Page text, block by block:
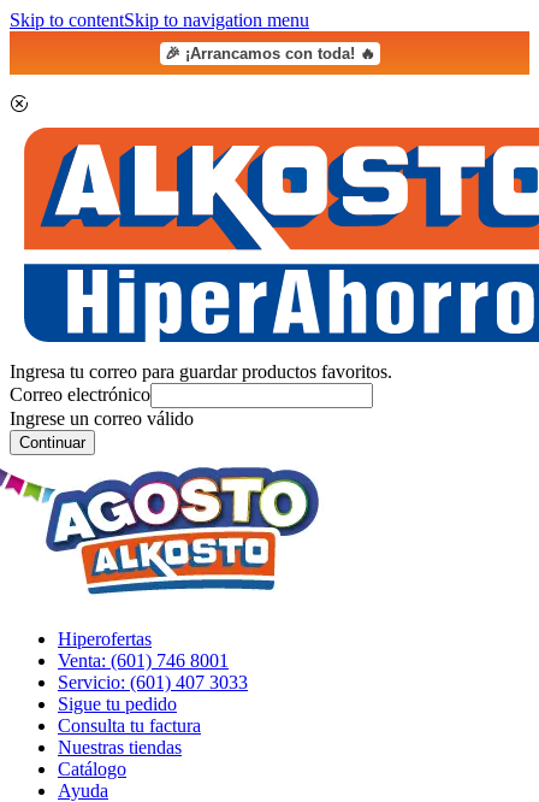
Skip to contentSkip to navigation menu
🎉 ¡Arrancamos con toda! 🔥
Ingresa tu correo para guardar productos favoritos.
Correo electrónico
Ingrese un correo válido
Continuar
Hiperofertas
Venta: (601) 746 8001
Servicio: (601) 407 3033
Sigue tu pedido
Consulta tu factura
Nuestras tiendas
Catálogo
Ayuda